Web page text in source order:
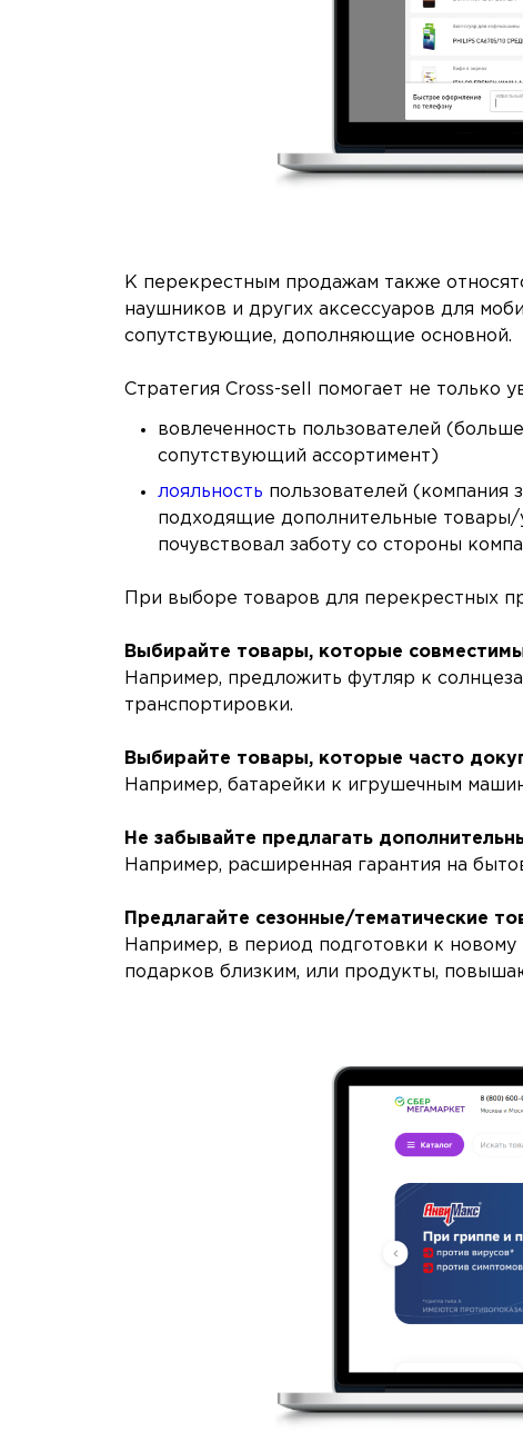
К перекрестным продажам также
наушников и других аксессуаров для
сопутствующие, дополняющие основной.
Стратегия Cross-sell помогает не только
вовлеченность пользователей
сопутствующий ассортимент)
лояльность пользователей (компания
подходящие дополнительные товары/
почувствовал заботу со стороны
При выборе товаров для перекрестных
Выбирайте товары, которые
Например, предложить футляр к
транспортировки.
Выбирайте товары, которые часто
Например, батарейки к игрушечным
Не забывайте предлагать
Например, расширенная гарантия на
Предлагайте сезонные/тематические
Например, в период подготовки к
подарков близким, или продукты,